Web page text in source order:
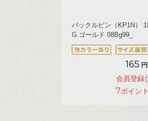
バックルピン（KP1N）
G.ゴールド 08Bg99_
165 円
会員登録
7ポイン